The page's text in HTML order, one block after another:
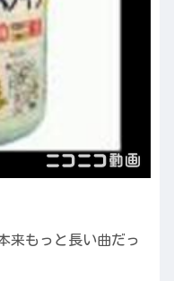
来もっと長い曲だっ